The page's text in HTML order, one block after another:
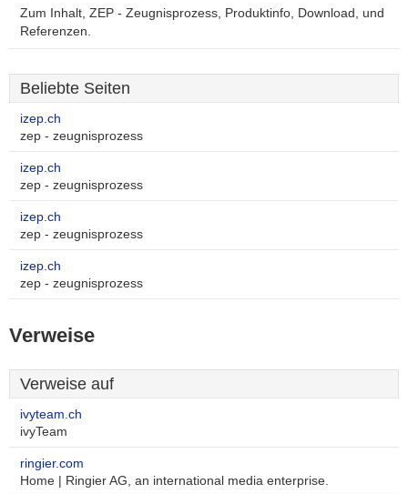
Zum Inhalt, ZEP - Zeugnisprozess, Produktinfo, Download, und
Referenzen.
Beliebte Seiten
izep.ch
zep - zeugnisprozess
izep.ch
zep - zeugnisprozess
izep.ch
zep - zeugnisprozess
izep.ch
zep - zeugnisprozess
Verweise
Verweise auf
ivyteam.ch
ivyTeam
ringier.com
Home | Ringier AG, an international media enterprise.